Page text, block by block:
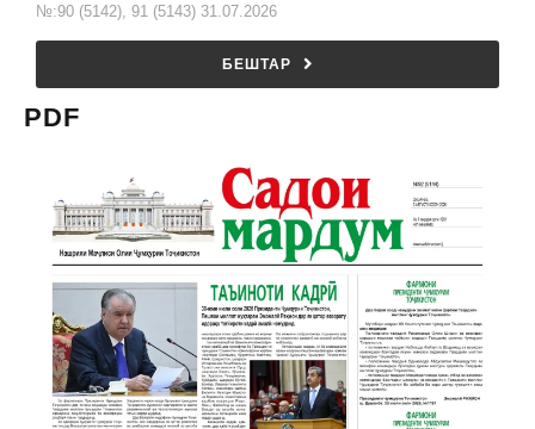
№:90 (5142), 91 (5143) 31.07.2026
БЕШТАР
PDF